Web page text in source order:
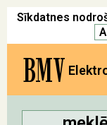
Sīkdatnes
BMV